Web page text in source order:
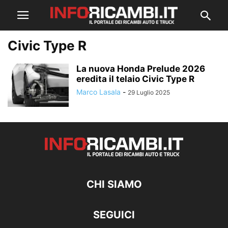
Civic Type R
La nuova Honda Prelude 2026
eredita il telaio Civic Type R
Marco Lasala - 29 Luglio 2025
CHI SIAMO
SEGUICI